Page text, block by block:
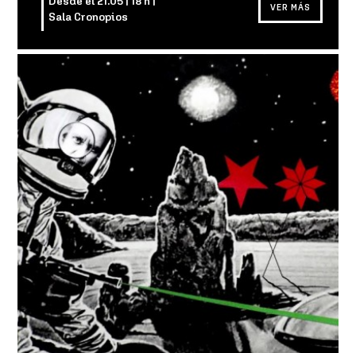
Sala Cronopios
VER MÁS